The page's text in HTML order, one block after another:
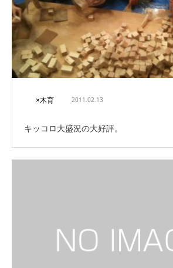
×木育 2011.02.13
キッコロ大盛況の大好評。